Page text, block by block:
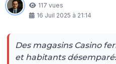
117 vues
16 Juil 2025 à 21:14
Des magasins Casino
et habitants